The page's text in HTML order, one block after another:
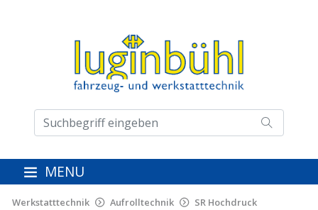
MENU
Werkstatttechnik Aufrolltechnik SR Hochdruck